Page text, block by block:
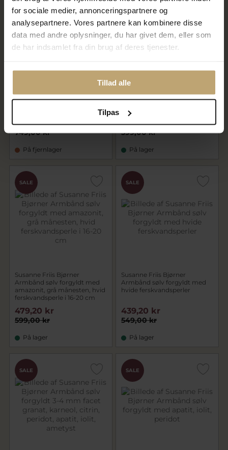
for sociale medier, annonceringspartnere og
analysepartnere. Vores partnere kan kombinere disse
data med andre oplysninger, du har givet dem, eller som
de har indsamlet fra din brug af deres tjenester.
Tillad alle
Tilpas
Armbånd sølv forgyldt med
miks af ferskvandsperler
749,00 kr
599,20 kr
På fjernlager
Susanne Friis Bjørner
Armbånd sølv forgyldt med
akvamarin, hvid månesten,
fersken månesten i 16-20 cm
599,00 kr
479,20 kr
På lager
SALE
Susanne Friis Bjørner
Armbånd sølv forgyldt med
amazonit, grå månesten, hvid
ferskvandsperle i 16-20 cm
599,00 kr
479,20 kr
På lager
SALE
Susanne Friis Bjørner
Armbånd sølv forgyldt med
hvide ferskvandsperler
549,00 kr
439,20 kr
På lager
SALE SALE